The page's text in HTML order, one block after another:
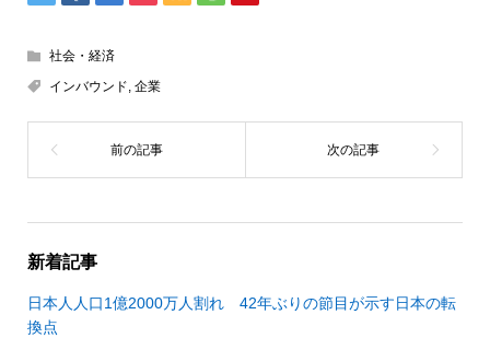
社会・経済
インバウンド, 企業
新着記事
日本人人口1億2000万人割れ 42年ぶりの節目が示す日本の転
換点